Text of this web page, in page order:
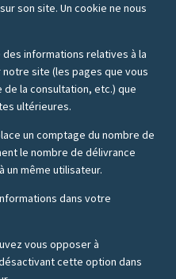
son site. Un cookie ne nous
informations relatives à la
site (les pages que vous
la consultation, etc.) que
ultérieures.
un comptage du nombre de
le nombre de délivrance
un même utilisateur.
dans votre
vous opposer à
cette option dans